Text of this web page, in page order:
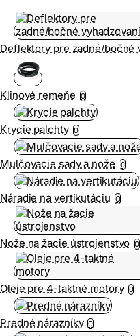
Deflektory pre zadné/bočné
Klinové remeňe 0
Krycie palchty 0
Mulčovacie sady a nože 0
Náradie na vertikutáciu 0
Nože na žacie ústrojenstvo 0
Oleje pre 4-taktné motory 0
Predné nárazníky 0